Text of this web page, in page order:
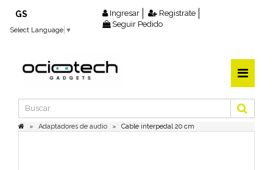
GS
Select Language ▼
Ingresar
Registrate
Seguir Pedido
Adaptadores de audio Cable interpedal 20 cm